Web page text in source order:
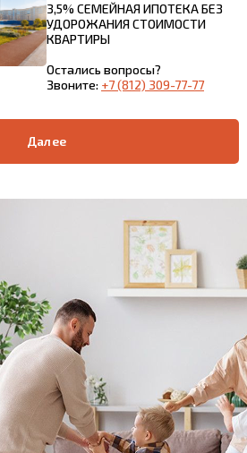
3,5% СЕМЕЙНАЯ ИПОТЕКА БЕЗ
УДОРОЖАНИЯ СТОИМОСТИ
КВАРТИРЫ
Остались вопросы?
Звоните: +7 (812) 309-77-77